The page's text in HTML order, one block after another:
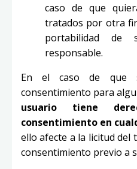
caso de que
tratados por otra
portabilidad de
responsable.
En el caso de que
consentimiento para
usuario tiene
consentimiento en
ello afecte a la licitud del
consentimiento previo a